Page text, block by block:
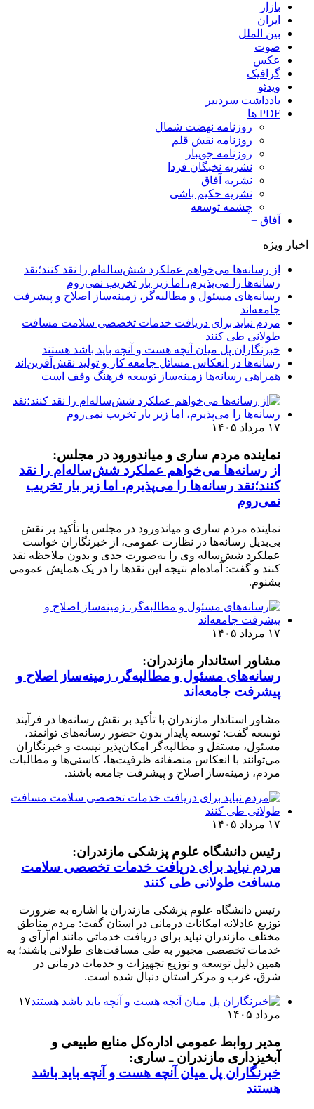
بازار
ایران
بین الملل
صوت
عکس
گرافیک
ویدئو
یادداشت سردبیر
PDF ها
روزنامه نهضت شمال
روزنامه نقش قلم
روزنامه جویبار
نشریه نخبگان فردا
نشریه آفاق
نشریه حکیم باشی
چشمه توسعه
آفاق +
اخبار ویژه
از رسانه‌ها می‌خواهم عملکرد شش‌ساله‌ام را نقد کنند؛نقد
رسانه‌ها را می‌پذیرم، اما زیر بار تخریب نمی‌روم
رسانه‌های مسئول و مطالبه‌گر، زمینه‌ساز اصلاح و پیشرفت
جامعه‌اند
مردم نباید برای دریافت خدمات تخصصی سلامت مسافت
طولانی طی کنند
خبرنگاران پل میان آنچه هست و آنچه باید باشد هستند
رسانه‌ها در انعکاس مسائل جامعه کار و تولید نقش‌آفرین‌اند
همراهی رسانه‌ها زمینه‌ساز توسعه فرهنگ وقف است
۱۷ مرداد ۱۴۰۵
نماینده مردم ساری و میاندورود در مجلس:
از رسانه‌ها می‌خواهم عملکرد شش‌ساله‌ام را نقد
کنند؛نقد رسانه‌ها را می‌پذیرم، اما زیر بار تخریب
نمی‌روم
نماینده مردم ساری و میاندورود در مجلس با تأکید بر نقش
بی‌بدیل رسانه‌ها در نظارت عمومی، از خبرنگاران خواست
عملکرد شش‌ساله وی را به‌صورت جدی و بدون ملاحظه نقد
کنند و گفت: آماده‌ام نتیجه این نقدها را در یک همایش عمومی
بشنوم.
۱۷ مرداد ۱۴۰۵
مشاور استاندار مازندران:
رسانه‌های مسئول و مطالبه‌گر، زمینه‌ساز اصلاح و
پیشرفت جامعه‌اند
مشاور استاندار مازندران با تأکید بر نقش رسانه‌ها در فرآیند
توسعه گفت: توسعه پایدار بدون حضور رسانه‌های توانمند،
مسئول، مستقل و مطالبه‌گر امکان‌پذیر نیست و خبرنگاران
می‌توانند با انعکاس منصفانه ظرفیت‌ها، کاستی‌ها و مطالبات
مردم، زمینه‌ساز اصلاح و پیشرفت جامعه باشند.
۱۷ مرداد ۱۴۰۵
رئیس دانشگاه علوم پزشکی مازندران:
مردم نباید برای دریافت خدمات تخصصی سلامت
مسافت طولانی طی کنند
رئیس دانشگاه علوم پزشکی مازندران با اشاره به ضرورت
توزیع عادلانه امکانات درمانی در استان گفت: مردم مناطق
مختلف مازندران نباید برای دریافت خدماتی مانند ام‌آر‌آی و
خدمات تخصصی مجبور به طی مسافت‌های طولانی باشند؛ به
همین دلیل توسعه و توزیع تجهیزات و خدمات درمانی در
شرق، غرب و مرکز استان دنبال شده است.
۱۷
مرداد ۱۴۰۵
مدیر روابط عمومی اداره‌کل منابع طبیعی و
آبخیزداری مازندران ـ ساری:
خبرنگاران پل میان آنچه هست و آنچه باید باشد
هستند